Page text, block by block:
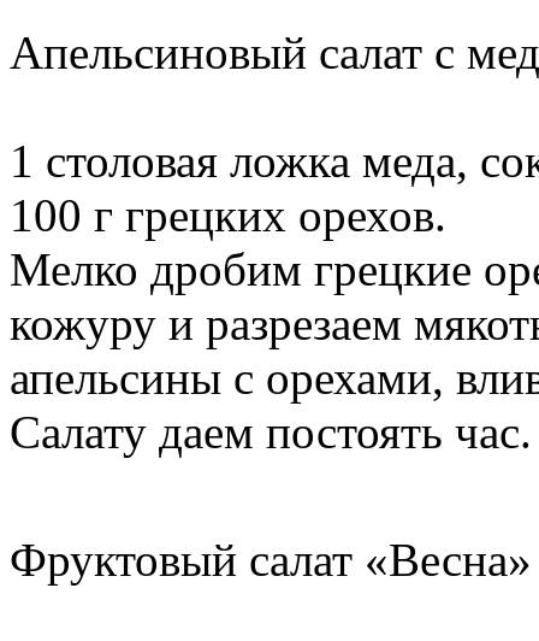
Апельсиновый салат с
1 столовая ложка меда,
100 г грецких орехов.
Мелко дробим грецкие
кожуру и разрезаем
апельсины с орехами,
Салату даем постоять час.
Фруктовый салат